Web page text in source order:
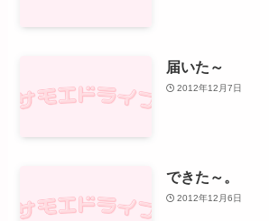
届いた～
2012年12月7日
できた～。
2012年12月6日